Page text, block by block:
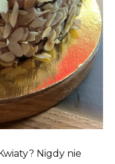
Nigdy nie